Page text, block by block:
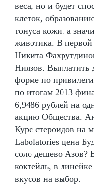
веса, но и будет
клеток,
тонуса кожи, а
животика. В первой
Никита
Ниязов. Выплатить
форме по
по итогам 2013
6,9486 рублей на
акцию Общества.
Курс стероидов на
Labolatories цена
соло дешево Азов?
коктейль, в линейке
вкусов на выбор.